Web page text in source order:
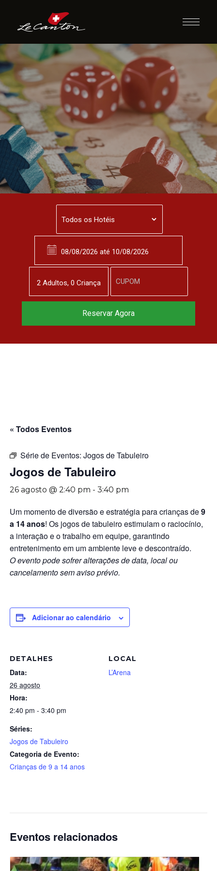
Jogos de
Tabuleiro
« Todos Eventos
Série de Eventos: Jogos de Tabuleiro
Jogos de Tabuleiro
26 agosto @ 2:40 pm - 3:40 pm
Um momento de diversão e estratégia para crianças de9
a 14 anos! Os jogos de tabuleiro estimulam o raciocínio,
a interação e o trabalho em equipe, garantindo
entretenimento em um ambiente leve e descontraído.
O evento pode sofrer alterações de data, local ou
cancelamento sem aviso prévio.
Adicionar ao calendário
DETALHES
Data:
26 agosto
Hora:
2:40 pm - 3:40 pm
Séries:
Jogos de Tabuleiro
Categoria de Evento:
Crianças de 9 a 14 anos
LOCAL
L’Arena
Eventos relacionados
2 Adultos, 0 Criança
Reservar Agora